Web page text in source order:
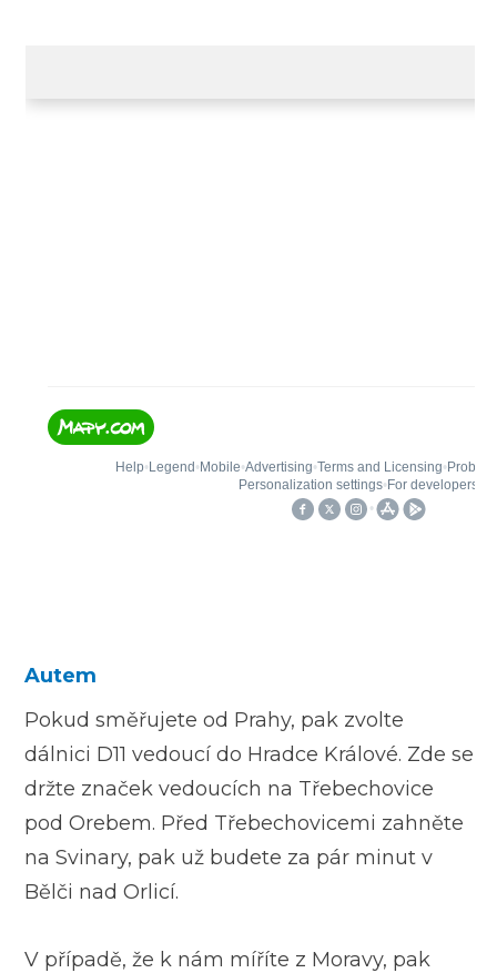
Autem
Pokud směřujete od Prahy, pak zvolte
dálnici D11 vedoucí do Hradce Králové. Zde se
držte značek vedoucích na Třebechovice
pod Orebem. Před Třebechovicemi zahněte
na Svinary, pak už budete za pár minut v
Bělči nad Orlicí.
V případě, že k nám míříte z Moravy, pak